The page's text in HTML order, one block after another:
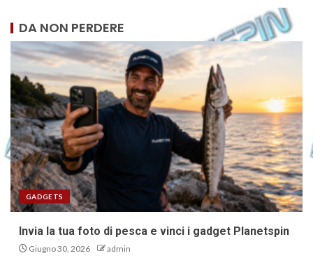
DA NON PERDERE
GADGETS
Invia la tua foto di pesca e vinci i gadget Planetspin
Giugno 30, 2026 admin